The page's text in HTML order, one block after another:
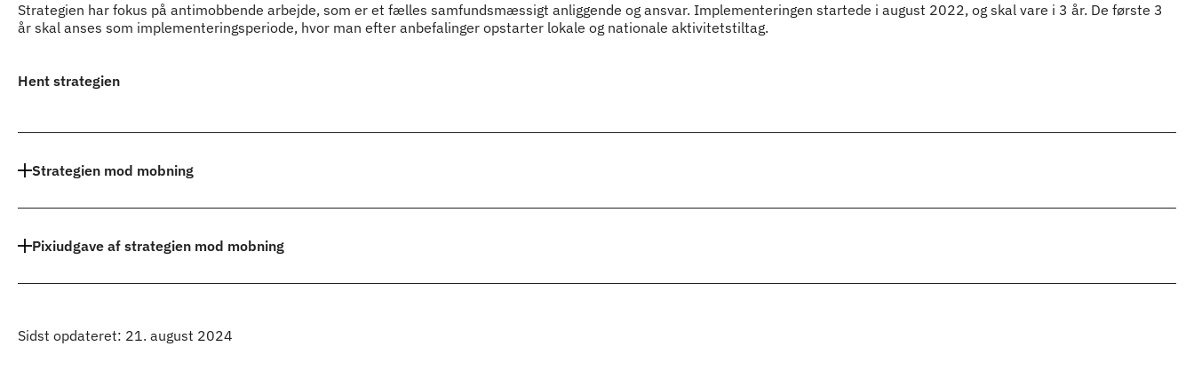
Strategien har fokus på antimobbende arbejde, som er et fælles samfundsmæssigt anliggende og ansvar. Implementeringen startede i august 2022, og skal vare i 3 år. De første 3
år skal anses som implementeringsperiode, hvor man efter anbefalinger opstarter lokale og nationale aktivitetstiltag.
Hent strategien
Strategien mod mobning
Pixiudgave af strategien mod mobning
Sidst opdateret: 21. august 2024